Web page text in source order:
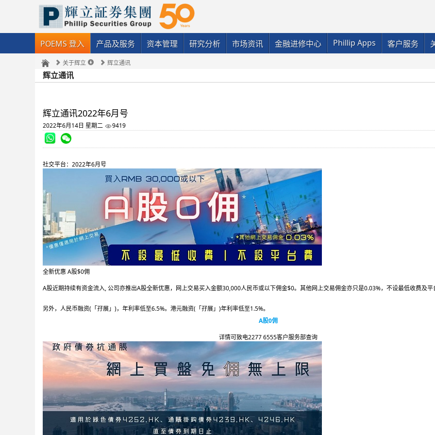
POEMS 登入 产品及服务 资本管理 研究分析 市场资讯 金融进修中心 Phillip Apps 客户服务
关于辉立 辉立通讯
辉立通讯
辉立通讯2022年6月号
2022年6月14日 星期二 9419
社交平台： 2022年6月号
全新优惠 A股$0佣
A股近期持续有资金流入, 公司亦推出A股全新优惠，网上交易买入金额30,000人民币或以下佣金$0。其他网上交易佣金亦只是0.03%，不设最低收费及平
另外，人民币融资(「孖展」)，年利率低至6.5%。港元融资(「孖展」)年利率低至1.5%。
A股0佣
详情可致电2277 6555客户服务部查询